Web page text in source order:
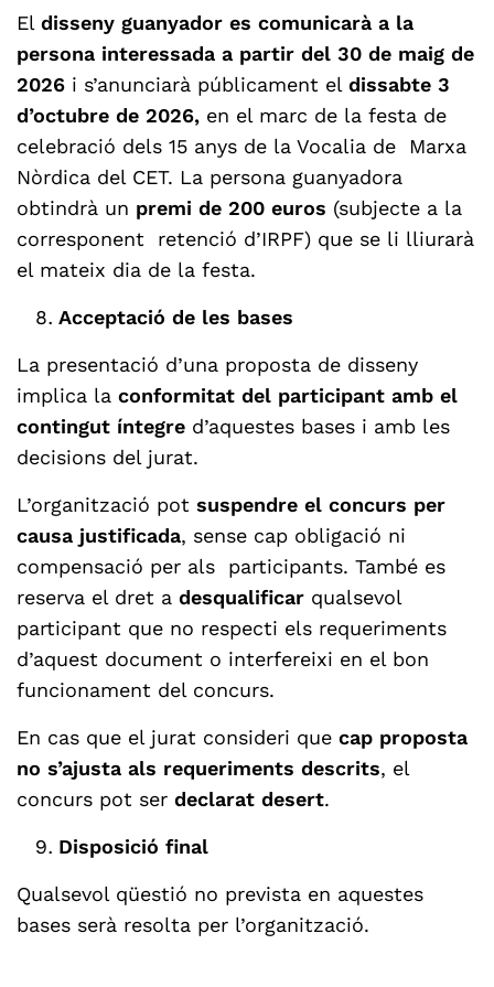
El disseny guanyador es comunicarà a la
persona interessada a partir del 30 de maig de
2026 i s’anunciarà públicament el dissabte 3
d’octubre de 2026, en el marc de la festa de
celebració dels 15 anys de la Vocalia de Marxa
Nòrdica del CET. La persona guanyadora
obtindrà un premi de 200 euros (subjecte a la
corresponent
retenció d’IRPF) que se li lliurarà
el mateix dia de la festa.
Acceptació de les bases
La presentació d’una proposta de disseny
implica la conformitat del participant amb el
contingut íntegre d’aquestes bases i amb les
decisions del jurat.
L’organització pot suspendre el concurs per
causa justificada, sense cap obligació ni
compensació per als participants. També es
reserva el dret a desqualificar qualsevol
participant que no respecti els requeriments
d’aquest document o interfereixi en el bon
funcionament del concurs.
En cas que el jurat consideri que cap proposta
no s’ajusta als requeriments descrits, el
concurs pot ser declarat desert.
Disposició final
Qualsevol qüestió no prevista en aquestes
bases serà resolta per l’organització.